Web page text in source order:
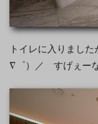
トイレに入りまし
∇゜）／ すげぇー